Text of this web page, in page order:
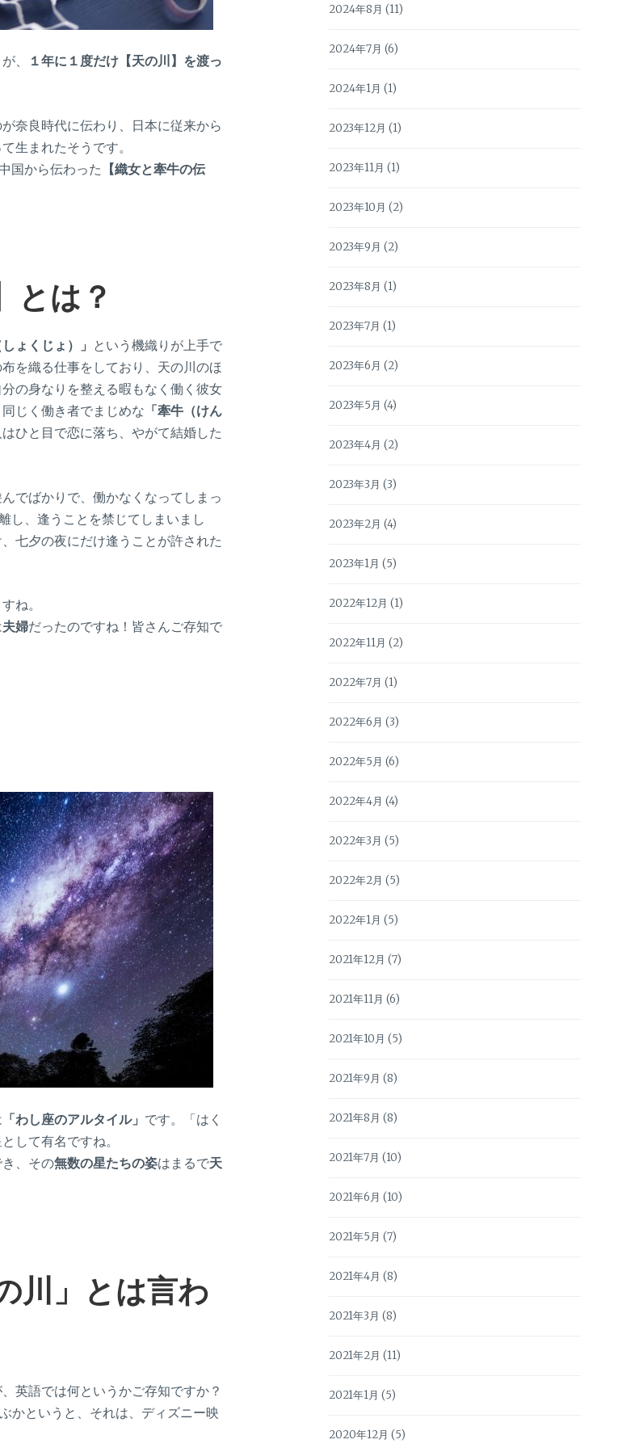
が、
１年に１度だけ【天の川】を渡っ
奈良時代に伝わり、日本に従来から
生まれたそうです。
国から伝わった
【織女と牽牛の伝
とは？
しょくじょ）」 という機織りが上手で
を織る仕事をしており、天の川のほ
の身なりを整える暇もなく働く彼女
じく働き者でまじめな 「牽牛（けん
ひと目で恋に落ち、やがて結婚した
でばかりで、働かなくなってしまっ
し、逢うことを禁じてしまいまし
七夕の夜にだけ逢うことが許された
ね。
夫婦だったのですね！皆さんご存知で
「わし座のアルタイル」 です。「はく
して有名ですね。
、その無数の星たちの姿はまるで天
川」とは言わ
英語では何というかご存知ですか？
かというと、それは、ディズニー映
2024年8月 (11)
2024年7月 (6)
2024年1月 (1)
2023年12月 (1)
2023年11月 (1)
2023年10月 (2)
2023年9月 (2)
2023年8月 (1)
2023年7月 (1)
2023年6月 (2)
2023年5月 (4)
2023年4月 (2)
2023年3月 (3)
2023年2月 (4)
2023年1月 (5)
2022年12月 (1)
2022年11月 (2)
2022年7月 (1)
2022年6月 (3)
2022年5月 (6)
2022年4月 (4)
2022年3月 (5)
2022年2月 (5)
2022年1月 (5)
2021年12月 (7)
2021年11月 (6)
2021年10月 (5)
2021年9月 (8)
2021年8月 (8)
2021年7月 (10)
2021年6月 (10)
2021年5月 (7)
2021年4月 (8)
2021年3月 (8)
2021年2月 (11)
2021年1月 (5)
2020年12月 (5)